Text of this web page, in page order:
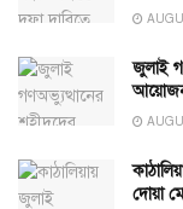
জুলাই
দোয়া